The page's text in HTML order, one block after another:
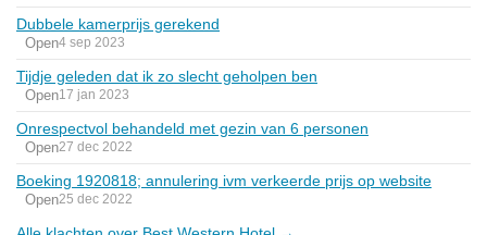
Dubbele kamerprijs gerekend
Open4 sep 2023
Tijdje geleden dat ik zo slecht geholpen ben
Open17 jan 2023
Onrespectvol behandeld met gezin van 6 personen
Open27 dec 2022
Boeking 1920818; annulering ivm verkeerde prijs op website
Open25 dec 2022